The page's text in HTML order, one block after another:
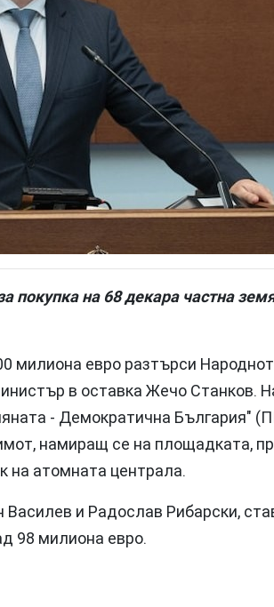
покупка на 68 декара частна
милиона евро разтърси
в оставка Жечо Станков.
- Демократична България"
намиращ се на площадката,
на атомната централа.
и Радослав Рибарски,
98 милиона евро.